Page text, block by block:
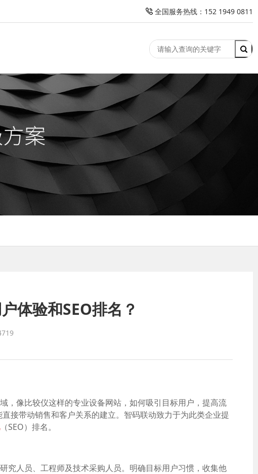
全国服务热线：152 1949 0811
SEO优化 竞价托管 客户案例 解决方案 新闻资讯 关于我们
体验和SEO排名？
，像比较仪这样的专业设备网站，如何吸引目标用户，提高流
接带动销售和客户关系的建立。智码联动致力于为此类企业提
（SEO）排名。
究人员、工程师及技术采购人员。明确目标用户习惯，收集他